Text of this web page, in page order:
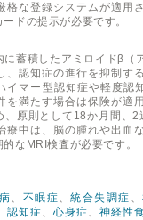
格な登録システムが適用
ドの提示が必要です。
に蓄積したアミロイドβ（
、認知症の進行を抑制す
イマー型認知症や軽度認
を満たす場合は保険が適
、原則として18か月間、
療中は、脳の腫れや出血
なMRI検査が必要です。
、 不眠症、統合失調症 、
認知症、 心身症、 神経性